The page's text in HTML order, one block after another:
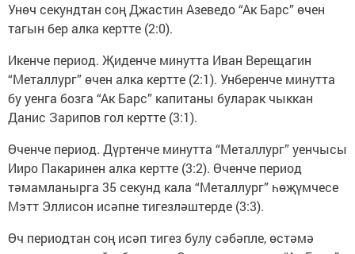
Унөч секундтан соң Джастин Азеведо “Ак Барс” өчен
тагын бер алка кертте (2:0).
Икенче период. Җиденче минутта Иван Верещагин
“Металлург” өчен алка кертте (2:1). Унберенче минутта
бу уенга бозга “Ак Барс” капитаны буларак чыккан
Данис Зарипов гол кертте (3:1).
Өченче период. Дүртенче минутта “Металлург” уенчысы
Ииро Пакаринен алка кертте (3:2). Өченче период
тәмамланырга 35 секунд кала “Металлург” һөҗүмчесе
Мэтт Эллисон исәпне тигезләштерде (3:3).
Өч периодтан соң исәп тигез булу сәбәпле, өстәмә